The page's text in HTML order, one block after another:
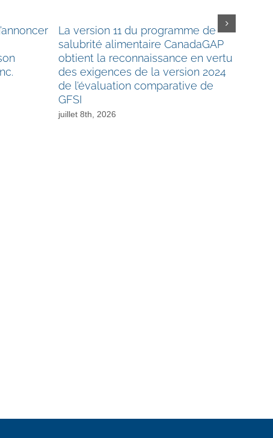
La version 11 du programme de
salubrité alimentaire CanadaGAP
obtient la reconnaissance en vertu
des exigences de la version 2024
de l’évaluation comparative de
GFSI
juillet 8th, 2026